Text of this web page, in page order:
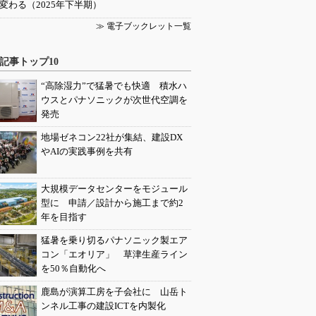
わる（2025年下半期）
≫ 電子ブックレット一覧
事トップ10
“高除湿力”で猛暑でも快適 積水ハ
ウスとパナソニックが次世代空調を
発売
地場ゼネコン22社が集結、建設DX
やAIの実践事例を共有
大規模データセンターをモジュール
型に 申請／設計から施工まで約2
年を目指す
猛暑を乗り切るパナソニック製エア
コン「エオリア」 草津生産ライン
を50％自動化へ
鹿島が演算工房を子会社に 山岳ト
ンネル工事の建設ICTを内製化